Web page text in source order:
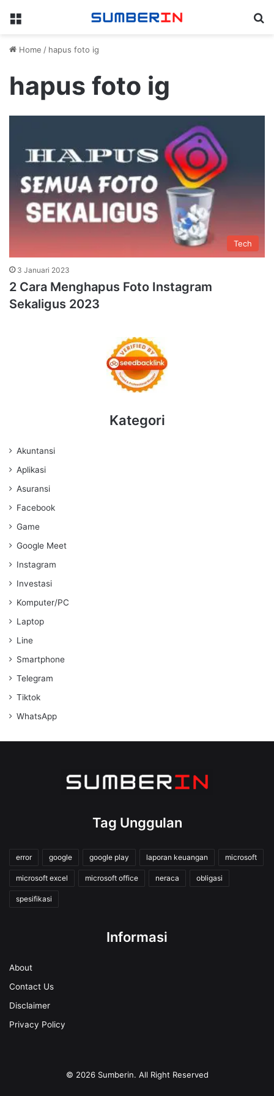
Menu
Home / hapus foto ig
hapus foto ig
Tech
3 Januari 2023
2 Cara Menghapus Foto Instagram
Sekaligus 2023
Kategori
Akuntansi
Aplikasi
Asuransi
Facebook
Game
Google Meet
Instagram
Investasi
Komputer/PC
Laptop
Line
Smartphone
Telegram
Tiktok
WhatsApp
Tag Unggulan
error google google play laporan keuangan microsoft
microsoft excel microsoft office neraca obligasi
spesifikasi
Informasi
About
Contact Us
Disclaimer
Privacy Policy
© 2026 Sumberin. All Right Reserved